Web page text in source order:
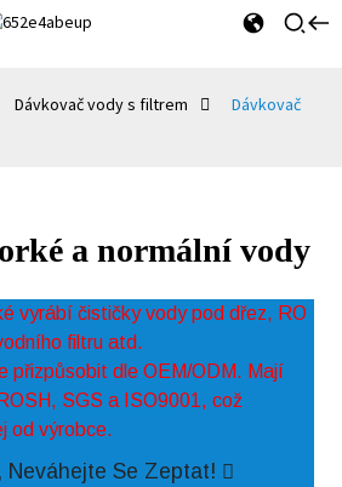
Dávkovač vody s filtrem
Dávkovač
a normální vody
vyrábí čističky vody pod dřez, RO
filtru atd.
přizpůsobit dle OEM/ODM. Mají
SGS a ISO9001, což
od výrobce.
Neváhejte Se Zeptat!